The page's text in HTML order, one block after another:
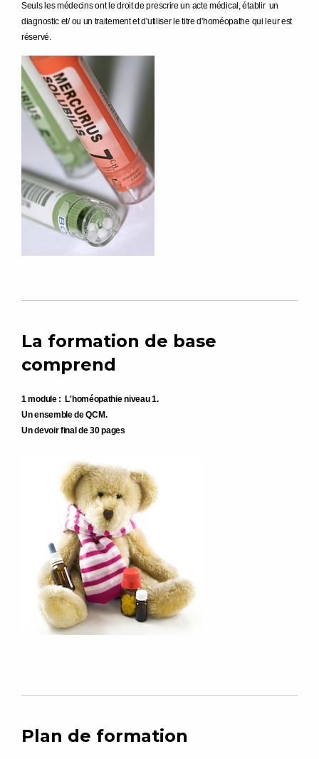
Seuls les médecins ont le droit de prescrire un acte médical, établir un
diagnostic et/ ou un traitement et d'utiliser le titre d'homéopathe qui leur est
réservé.
La formation de base
comprend
1 module : L'homéopathie niveau 1.
Un ensemble de QCM.
Un devoir final de 30 pages
Plan de formation